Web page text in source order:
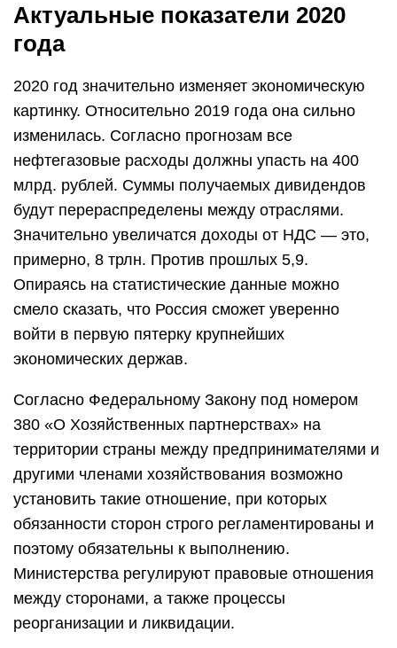
Актуальные показатели 2020
года
2020 год значительно изменяет экономическую
картинку. Относительно 2019 года она сильно
изменилась. Согласно прогнозам все
нефтегазовые расходы должны упасть на 400
млрд. рублей. Суммы получаемых дивидендов
будут перераспределены между отраслями.
Значительно увеличатся доходы от НДС — это,
примерно, 8 трлн. Против прошлых 5,9.
Опираясь на статистические данные можно
смело сказать, что Россия сможет уверенно
войти в первую пятерку крупнейших
экономических держав.
Согласно Федеральному Закону под номером
380 «О Хозяйственных партнерствах» на
территории страны между предпринимателями и
другими членами хозяйствования возможно
установить такие отношение, при которых
обязанности сторон строго регламентированы и
поэтому обязательны к выполнению.
Министерства регулируют правовые отношения
между сторонами, а также процессы
реорганизации и ликвидации.